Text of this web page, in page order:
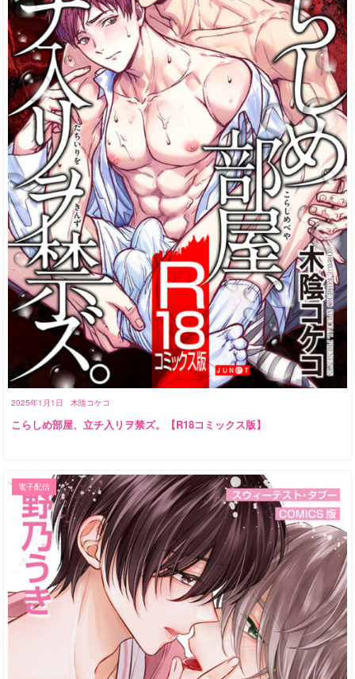
2025年1月1日 木陰コケコ
こらしめ部屋、立チ入リヲ禁ズ。【R18コミックス版】
電子配信